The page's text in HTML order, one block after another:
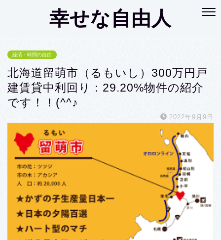
幸せな自由人
経済・時間の自由
北海道留萌市（るもいし）300万円戸
建賃貸中利回り：29.20%物件の紹介
です！！(^^♪
2022年9月9日